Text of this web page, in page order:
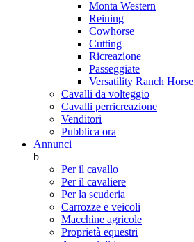
Monta Western
Reining
Cowhorse
Cutting
Ricreazione
Passeggiate
Versatility Ranch Horse
Cavalli da volteggio
Cavalli perricreazione
Venditori
Pubblica ora
Annunci
b
Per il cavallo
Per il cavaliere
Per la scuderia
Carrozze e veicoli
Macchine agricole
Proprietà equestri